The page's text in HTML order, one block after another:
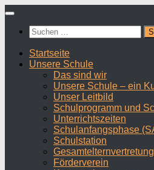
Zum
springenSuchen
nach:
Startseite
Unsere Schule
Das sind wir
Unsere Schule – ein
Unser Leitbild
Schulprogramm und
Unterrichtszeiten
Schulanfangsphase
Schulstation
Förderverein